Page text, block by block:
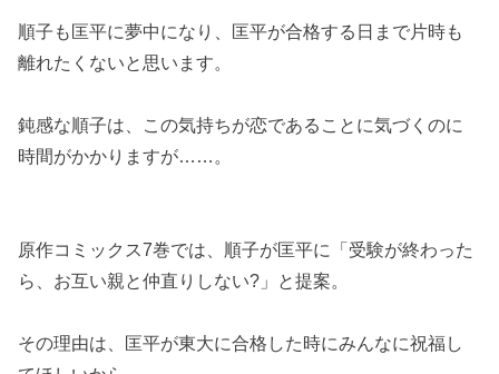
順子も匡平に夢中になり、匡平が合格する日まで片時も
離れたくないと思います。
鈍感な順子は、この気持ちが恋であることに気づくのに
時間がかかりますが……。
原作コミックス7巻では、順子が匡平に「受験が終わった
ら、お互い親と仲直りしない?」と提案。
その理由は、匡平が東大に合格した時にみんなに祝福し